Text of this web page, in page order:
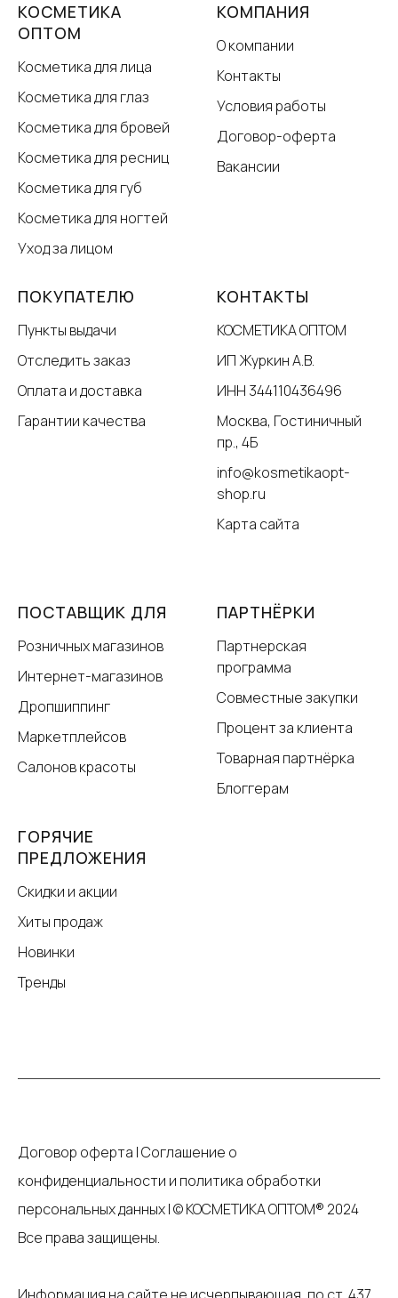
КОСМЕТИКА
ОПТОМ
Косметика для лица
Косметика для глаз
Косметика для бровей
Косметика для ресниц
Косметика для губ
Косметика для ногтей
Уход за лицом
КОМПАНИЯ
О компании
Контакты
Условия работы
Договор-оферта
Вакансии
ПОКУПАТЕЛЮ
Пункты выдачи
Отследить заказ
Оплата и доставка
Гарантии качества
КОНТАКТЫ
КОСМЕТИКА ОПТОМ
ИП Журкин А.В.
ИНН 344110436496
Москва, Гостиничный
пр., 4Б
info@kosmetikaopt-
shop.ru
Карта сайта
ПОСТАВЩИК ДЛЯ
Розничных магазинов
Интернет-магазинов
Дропшиппинг
Маркетплейсов
Салонов красоты
ПАРТНЁРКИ
Партнерская
программа
Совместные закупки
Процент за клиента
Товарная партнёрка
Блоггерам
ГОРЯЧИЕ
ПРЕДЛОЖЕНИЯ
Скидки и акции
Хиты продаж
Новинки
Тренды
Договор оферта |Соглашение о
конфиденциальности и политика обработки
персональных данных|© КОСМЕТИКА ОПТОМ® 2024
Все права защищены.